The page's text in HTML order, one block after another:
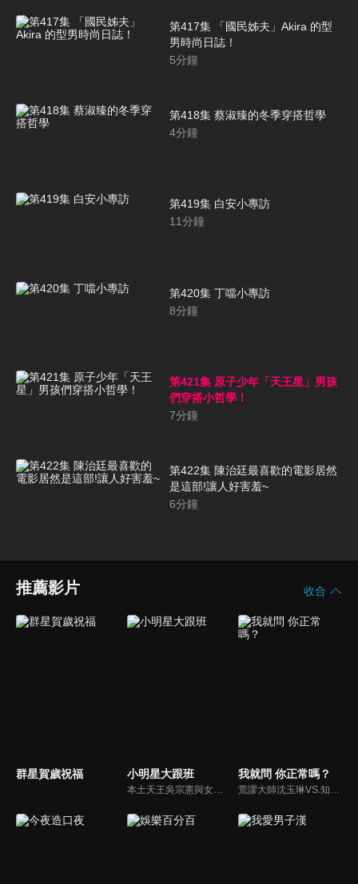
第417集 「國民姊夫」Akira 的型
男時尚日誌！
5分鐘
第418集 蔡淑臻的冬季穿搭哲學
4分鐘
第419集 白安小專訪
11分鐘
第420集 丁噹小專訪
8分鐘
第421集 原子少年「天王星」男孩
們穿搭小哲學！
7分鐘
第422集 陳治廷最喜歡的電影居然
是這部!讓人好害羞~
6分鐘
推薦影片 收合
群星賀歲祝福 小明星大跟班
本土天王吳宗憲與女兒吳姍儒（Sandy）搭檔主持，每集邀請來賓暢談演藝圈大小事，父女檔聯手笑果十足，老梗搭上新世代，最新組合強勢登場！
我就問 你正常嗎？